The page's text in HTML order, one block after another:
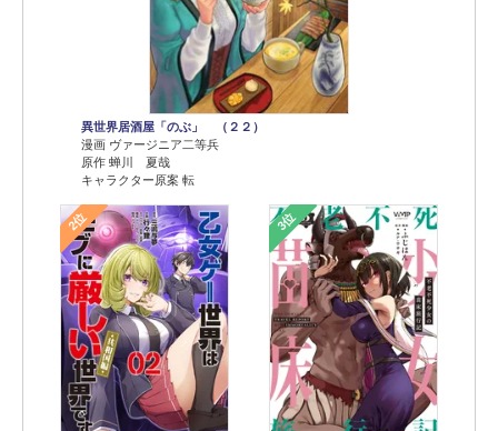
異世界居酒屋「のぶ」 （２２）
漫画 ヴァージニア二等兵
原作 蝉川 夏哉
キャラクター原案 転
2位 3位